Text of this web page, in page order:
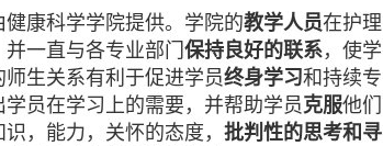
康科学学院提供。学院的教学人员在护理
并一直与各专业部门保持良好的联系，使学
师生关系有利于促进学员终身学习和持续专
员在学习上的需要，并帮助学员克服他们
，能力，关怀的态度， 批判性的思考和寻